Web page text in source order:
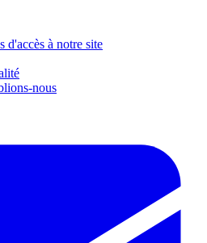
d'accès à notre site
nous